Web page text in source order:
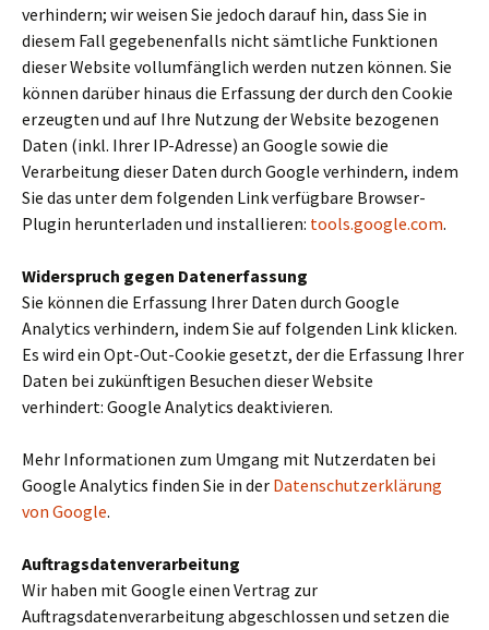
verhindern; wir weisen Sie jedoch darauf hin, dass Sie in
diesem Fall gegebenenfalls nicht sämtliche Funktionen
dieser Website vollumfänglich werden nutzen können. Sie
können darüber hinaus die Erfassung der durch den Cookie
erzeugten und auf Ihre Nutzung der Website bezogenen
Daten (inkl. Ihrer IP-Adresse) an Google sowie die
Verarbeitung dieser Daten durch Google verhindern, indem
Sie das unter dem folgenden Link verfügbare Browser-
Plugin herunterladen und installieren: tools.google.com.
Widerspruch gegen Datenerfassung
Sie können die Erfassung Ihrer Daten durch Google
Analytics verhindern, indem Sie auf folgenden Link klicken.
Es wird ein Opt-Out-Cookie gesetzt, der die Erfassung Ihrer
Daten bei zukünftigen Besuchen dieser Website
verhindert: Google Analytics deaktivieren.
Mehr Informationen zum Umgang mit Nutzerdaten bei
Google Analytics finden Sie in der Datenschutzerklärung
von Google.
Auftragsdatenverarbeitung
Wir haben mit Google einen Vertrag zur
Auftragsdatenverarbeitung abgeschlossen und setzen die